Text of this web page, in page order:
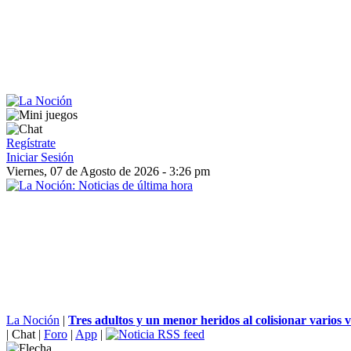
Regístrate
Iniciar Sesión
Viernes, 07 de Agosto de 2026 - 3:26 pm
La Noción | Tres adultos y un menor heridos al colisionar varios
| Chat | Foro | App |